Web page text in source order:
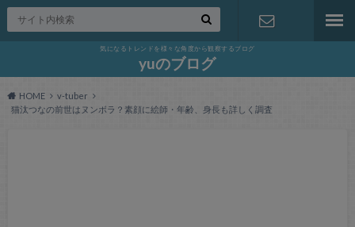
気になるトレンドを様々な角度から観察するブログ
yuのブログ
HOME
v-tuber
猫汰つなの前世はヌンボラ？素顔に絵師・年齢、身長も詳しく調査